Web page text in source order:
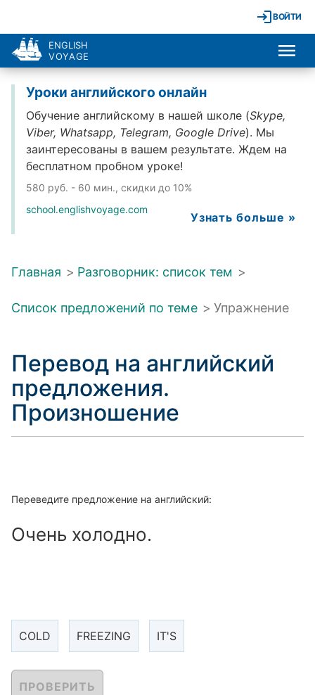
ВОЙТИ
ENGLISH
VOYAGE
Уроки английского онлайн
Обучение английскому в нашей школе (Skype,
Viber, Whatsapp, Telegram, Google Drive). Мы
заинтересованы в вашем результате. Ждем на
бесплатном пробном уроке!
580 руб. - 60 мин., скидки до 10%
school.englishvoyage.com
Узнать больше »
Главная > Разговорник: список тем >
Список предложений по теме > Упражнение
Перевод на английский
предложения.
Произношение
Переведите предложение на английский:
Очень холодно.
COLD FREEZING IT'S
ПРОВЕРИТЬ